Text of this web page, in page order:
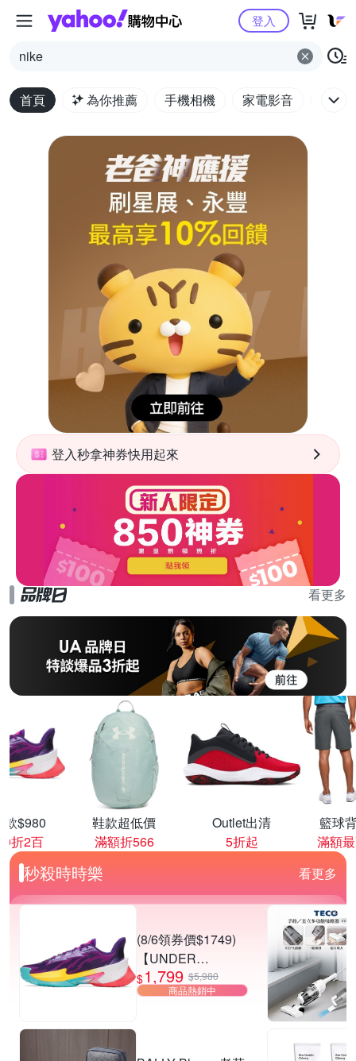
Yahoo購物中心
nike
登入
首頁 為你推薦 手機相機 家電影音 電腦
登入秒拿神券快用起來
看更多
款$980
折2百
鞋款超低價
滿額折566
Outlet出清
5折起
籃球
滿額
秒殺時時樂 看更多
(8/6領券價$1749)
【UNDER
ARMOUR】UA
CURRY SERIES 7
$1,799 $5,980
商品熱銷中